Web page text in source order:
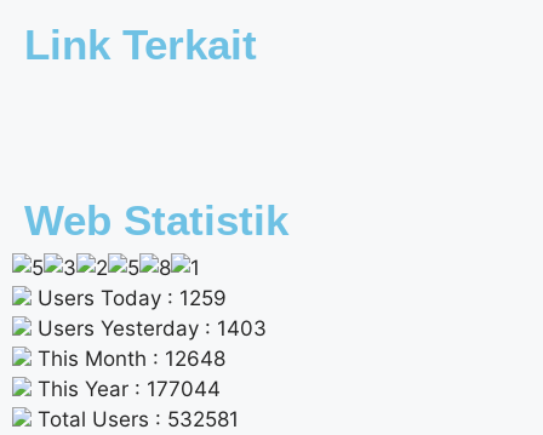
Link Terkait
Web Statistik
Users Today : 1259
Users Yesterday : 1403
This Month : 12648
This Year : 177044
Total Users : 532581